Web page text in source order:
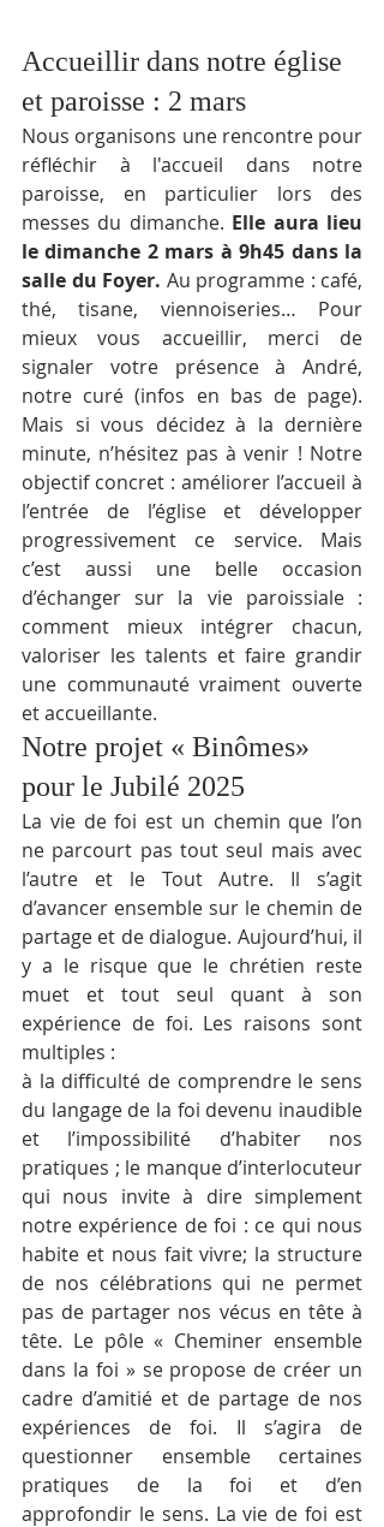
Accueillir dans notre église
et paroisse : 2 mars
Nous organisons une rencontre pour
réfléchir à l'accueil dans notre
paroisse, en particulier lors des
messes du dimanche. Elle aura lieu
le dimanche 2 mars à 9h45 dans la
salle du Foyer. Au programme : café,
thé, tisane, viennoiseries… Pour
mieux vous accueillir, merci de
signaler votre présence à André,
notre curé (infos en bas de page).
Mais si vous décidez à la dernière
minute, n’hésitez pas à venir ! Notre
objectif concret : améliorer l’accueil à
l’entrée de l’église et développer
progressivement ce service. Mais
c’est aussi une belle occasion
d’échanger sur la vie paroissiale :
comment mieux intégrer chacun,
valoriser les talents et faire grandir
une communauté vraiment ouverte
et accueillante.
Notre projet « Binômes»
pour le Jubilé 2025
La vie de foi est un chemin que l’on
ne parcourt pas tout seul mais avec
l’autre et le Tout Autre. Il s’agit
d’avancer ensemble sur le chemin de
partage et de dialogue. Aujourd’hui, il
y a le risque que le chrétien reste
muet et tout seul quant à son
expérience de foi. Les raisons sont
multiples :
à la difficulté de comprendre le sens
du langage de la foi devenu inaudible
et l’impossibilité d’habiter nos
pratiques ; le manque d’interlocuteur
qui nous invite à dire simplement
notre expérience de foi : ce qui nous
habite et nous fait vivre; la structure
de nos célébrations qui ne permet
pas de partager nos vécus en tête à
tête. Le pôle « Cheminer ensemble
dans la foi » se propose de créer un
cadre d’amitié et de partage de nos
expériences de foi. Il s’agira de
questionner ensemble certaines
pratiques de la foi et d’en
approfondir le sens. La vie de foi est